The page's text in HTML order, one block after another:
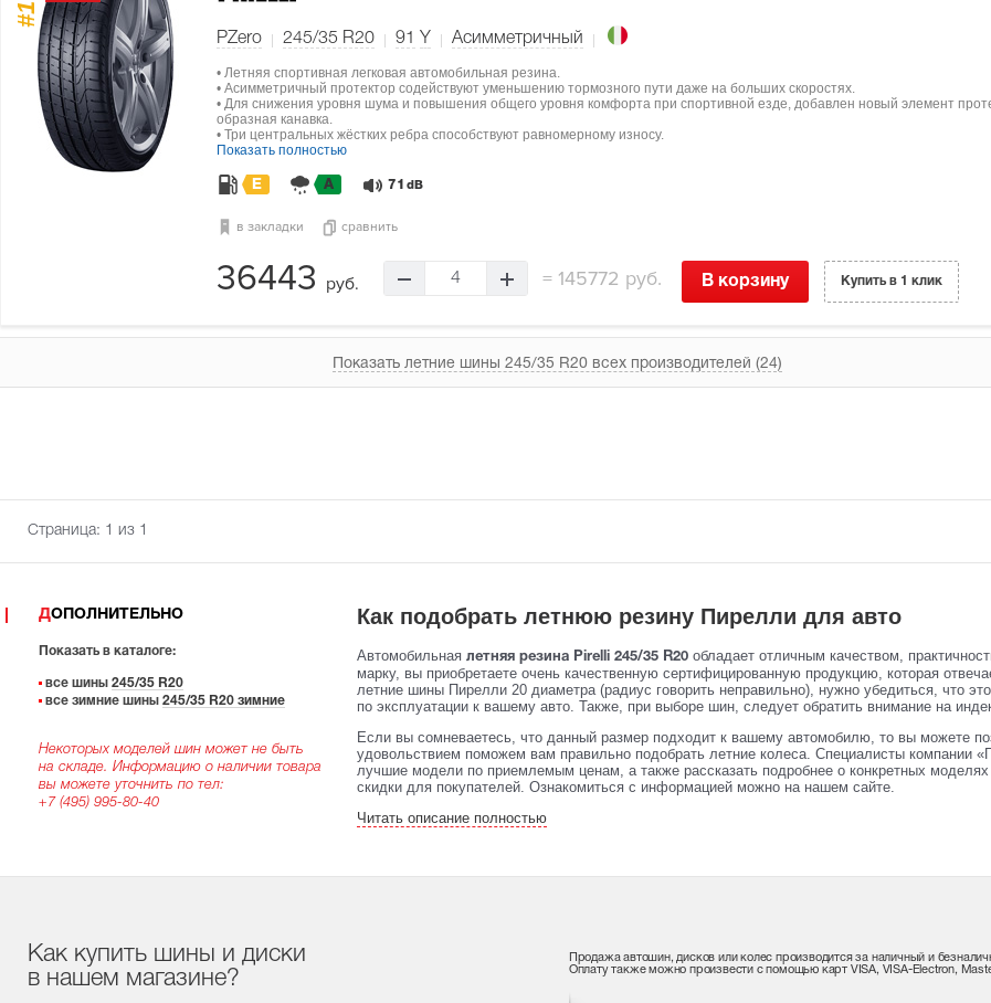
#1
PZero 245/35 R20 91 Y Асимметричный
• Летняя спортивная легковая автомобильная резина.
• Асимметричный протектор содействуют уменьшению тормозного пути даже на больших скоростях.
• Для снижения уровня шума и повышения общего уровня комфорта при спортивной езде, добавлен новый элемент
образная канавка.
• Три центральных жёстких ребра способствуют равномерному износу.
Показать полностью
E A 71 dB
в закладки сравнить
36443 руб. 4 =145772 руб. В корзину Купить в 1 клик
Показать летние шины 245/35 R20 всех производителей (24)
Страница: 1 из 1
ДОПОЛНИТЕЛЬНО
Показать в каталоге:
все шины 245/35 R20
все зимние шины 245/35 R20 зимние
Некоторых моделей шин может не быть
на складе. Информацию о наличии товара
вы можете уточнить по тел:
+7 (495) 995-80-40
Как подобрать летнюю резину Пирелли для авто
Автомобильная летняя резина Pirelli 245/35 R20 обладает отличным качеством,
марку, вы приобретаете очень качественную сертифицированную продукцию, которая
летние шины Пирелли 20 диаметра (радиус говорить неправильно), нужно убедиться, что
по эксплуатации к вашему авто. Также, при выборе шин, следует обратить внимание на
Если вы сомневаетесь, что данный размер подходит к вашему автомобилю, то вы можете
удовольствием поможем вам правильно подобрать летние колеса. Специалисты компании
лучшие модели по приемлемым ценам, а также рассказать подробнее о конкретных
скидки для покупателей. Ознакомиться с информацией можно на нашем сайте.
Читать описание полностью
Как купить шины и диски
в нашем магазине?
Продажа автошин, дисков или колес производится за наличный и
Оплату также можно произвести с помощью карт VISA, VISA-Electron,